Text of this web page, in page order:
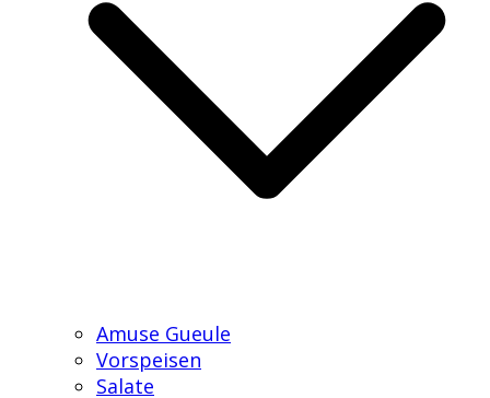
Amuse Gueule
Vorspeisen
Salate